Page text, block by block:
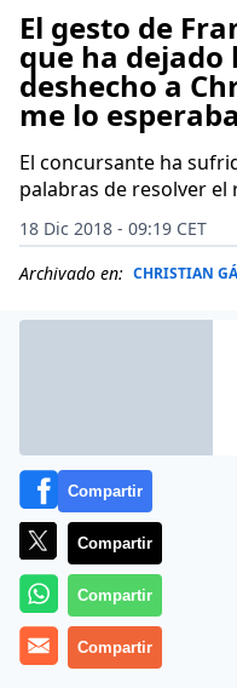
El gesto de
que ha
deshecho a
me lo
El concursante ha
palabras de resolver el
18 Dic 2018 - 09:19 CET
Archivado en: CHRISTIAN
Fran es ya toda una
Compartir
Compartir
Compartir
Compartir